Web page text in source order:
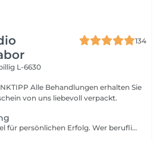
134
L-6630
Alle Behandlungen erhalten Sie
von uns liebevoll verpackt.
Vitalität ist der Schlüssel für persönlichen Erfolg. Wer beruflich wie privat zupackend auftritt, wirkt souverän und fühlt sich wohl in seiner Haut. Unser Anspruch ist es, diese vitale Energie zu erhalten. Den Attraktivität ist etwas sehr Individuelles und keine Frage des Alters. Auszeit für Körper, Geist und Seele. Die aufeinander abgestimmte Kombination aus einer belebenden Pflege und kraftspendenden Massagen weckt schnell die Lebensgeister und macht wieder munter. Fühlen Sie sich frischer, vitaler und meistern Sie Herausforderungen mit neuem Elan. Unsere wohltuenden BABOR Men Behandlungen vertreiben zuverlässig Stress und Anspannung. BABOR Men schenkt Ihrer Haut ein attraktives, vitales Aussehen und Entspannung pur. NEUE ENERGIE TANKEN Diese erfrischende Gesichtsbehandlung ist ein intensives Verwöhnerlebnis. Sie aktiviert und belebt zugleich, damit Sie wieder gestärkt in den Alltag eintauchen können.